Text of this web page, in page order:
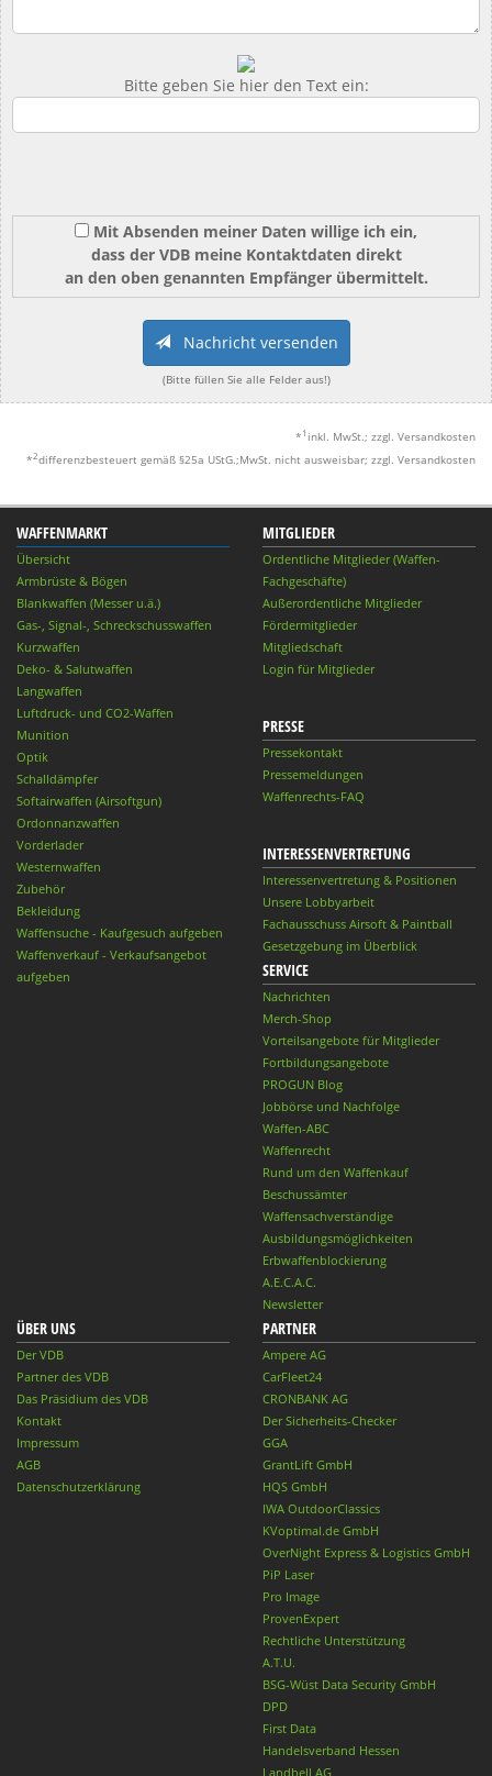
Bitte geben Sie hier den Text ein:
Mit Absenden meiner Daten willige ich ein,
dass der VDB meine Kontaktdaten direkt
an den oben genannten Empfänger übermittelt.
Nachricht versenden
(Bitte füllen Sie alle Felder aus!)
* 1 inkl. MwSt.; zzgl. Versandkosten
*2differenzbesteuert gemäß §25a UStG.;MwSt. nicht ausweisbar; zzgl. Versandkosten
WAFFENMARKT
Übersicht
Armbrüste & Bögen
Blankwaffen (Messer u.ä.)
Gas-, Signal-, Schreckschusswaffen
Kurzwaffen
Deko- & Salutwaffen
Langwaffen
Luftdruck- und CO2-Waffen
Munition
Optik
Schalldämpfer
Softairwaffen (Airsoftgun)
Ordonnanzwaffen
Vorderlader
Westernwaffen
Zubehör
Bekleidung
Waffensuche - Kaufgesuch aufgeben
Waffenverkauf - Verkaufsangebot
aufgeben
MITGLIEDER
Ordentliche Mitglieder (Waffen-
Fachgeschäfte)
Außerordentliche Mitglieder
Fördermitglieder
Mitgliedschaft
Login für Mitglieder
PRESSE
Pressekontakt
Pressemeldungen
Waffenrechts-FAQ
INTERESSENVERTRETUNG
Interessenvertretung & Positionen
Unsere Lobbyarbeit
Fachausschuss Airsoft & Paintball
Gesetzgebung im Überblick
SERVICE
Nachrichten
Merch-Shop
Vorteilsangebote für Mitglieder
Fortbildungsangebote
PROGUN Blog
Jobbörse und Nachfolge
Waffen-ABC
Waffenrecht
Rund um den Waffenkauf
Beschussämter
Waffensachverständige
Ausbildungsmöglichkeiten
Erbwaffenblockierung
A.E.C.A.C.
Newsletter
ÜBER UNS
Der VDB
Partner des VDB
Das Präsidium des VDB
Kontakt
Impressum
AGB
Datenschutzerklärung
PARTNER
Ampere AG
CarFleet24
CRONBANK AG
Der Sicherheits-Checker
GGA
GrantLift GmbH
HQS GmbH
IWA OutdoorClassics
KVoptimal.de GmbH
OverNight Express & Logistics GmbH
PiP Laser
Pro Image
ProvenExpert
Rechtliche Unterstützung
A.T.U.
BSG-Wüst Data Security GmbH
DPD
First Data
Handelsverband Hessen
Landbell AG